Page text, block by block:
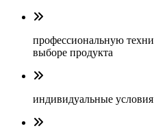
профессиональную
выборе продукта
индивидуальные